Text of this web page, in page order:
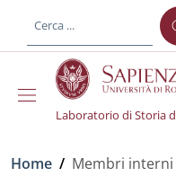
al contenuto
Laboratorio di Storia
Briciole di pane
Home / Membri